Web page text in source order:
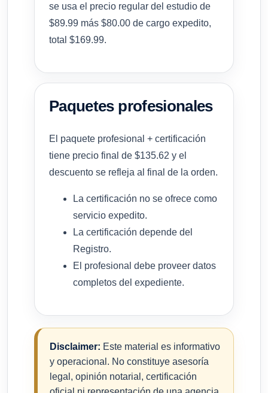
se usa el precio regular del estudio de
$89.99 más $80.00 de cargo expedito,
total $169.99.
Paquetes profesionales
El paquete profesional + certificación
tiene precio final de $135.62 y el
descuento se refleja al final de la orden.
La certificación no se ofrece como
servicio expedito.
La certificación depende del
Registro.
El profesional debe proveer datos
completos del expediente.
Disclaimer: Este material es informativo
y operacional. No constituye asesoría
legal, opinión notarial, certificación